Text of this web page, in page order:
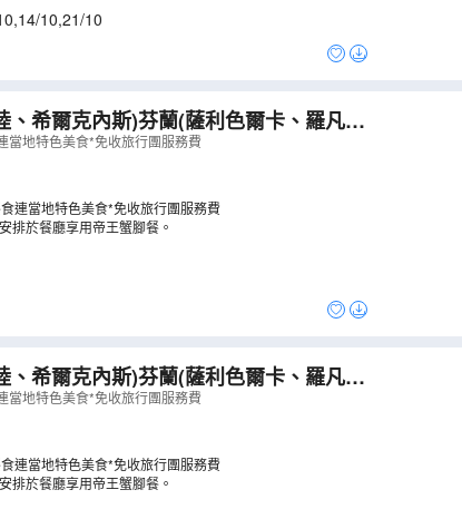
,14/10,21/10
當地特色美食*免收旅行團服務費
連當地特色美食*免收旅行團服務費
排於餐廳享用帝王蟹腳餐。
當地特色美食*免收旅行團服務費
連當地特色美食*免收旅行團服務費
排於餐廳享用帝王蟹腳餐。